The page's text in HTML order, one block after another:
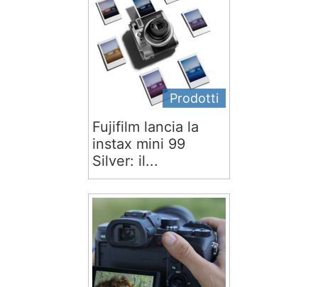
Prodotti
Fujifilm lancia la
instax mini 99
Silver: il...